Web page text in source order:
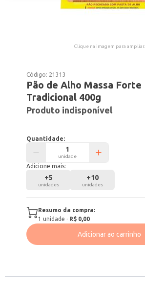
Clique na imagem para ampliar.
Código: 21313
Pão de Alho Massa Forte
Tradicional 400g
Produto indisponível
Quantidade:
unidade
Adicione mais:
+5
unidades
+10
unidades
Resumo da compra:
1 unidade · R$ 0,00
Adicionar ao carrinho